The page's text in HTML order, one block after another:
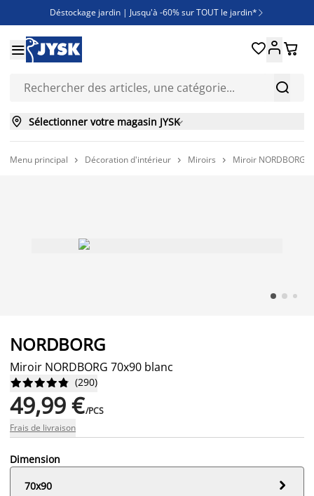
Déstockage jardin | Jusqu'à -60% sur TOUT le jardin* 
Jusqu'à -50% sur une sélection literie
Découvrez les nouveautés de la collection


 
 Sélectionner votre magasin JYSK
Menu principal  Décoration d'intérieur  Miroirs  Miroir NORDBORG
NORDBORG
Miroir NORDBORG 70x90 blanc





 (290)
49,99 €/PCS
Frais de livraison
Dimension
70x90
